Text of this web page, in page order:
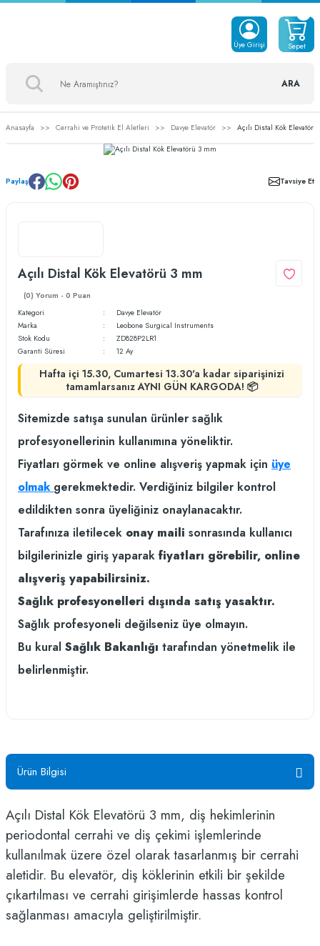
ARA
Üye Girişi Sepet
Anasayfa Cerrahi ve Protetik El Aletleri Davye Elevatör Açılı Distal Kök
Paylaş Tavsiye Et
Açılı Distal Kök Elevatörü 3 mm
(0) Yorum - 0 Puan
Kategori
Davye Elevatör
Marka
Leobone Surgical Instruments
Stok Kodu
ZD828P2LR1
Garanti Süresi
12 Ay
Hafta içi 15.30, Cumartesi 13.30'a kadar siparişinizi
tamamlarsanız AYNI GÜN KARGODA! 📦
Sitemizde satışa sunulan ürünler sağlık
profesyonellerinin kullanımına yöneliktir.
Fiyatları görmek ve online alışveriş yapmak için üye
olmak gerekmektedir. Verdiğiniz bilgiler kontrol
edildikten sonra üyeliğiniz onaylanacaktır.
Tarafınıza iletilecek onay maili sonrasında kullanıcı
bilgilerinizle giriş yaparak fiyatları görebilir, online
alışveriş yapabilirsiniz.
Sağlık profesyonelleri dışında satış yasaktır.
Sağlık profesyoneli değilseniz üye olmayın.
Bu kural Sağlık Bakanlığı tarafından yönetmelik ile
belirlenmiştir.
Ürün Bilgisi
Açılı Distal Kök Elevatörü 3 mm, diş hekimlerinin
periodontal cerrahi ve diş çekimi işlemlerinde
kullanılmak üzere özel olarak tasarlanmış bir cerrahi
aletidir. Bu elevatör, diş köklerinin etkili bir şekilde
çıkartılması ve cerrahi girişimlerde hassas kontrol
sağlanması amacıyla geliştirilmiştir.